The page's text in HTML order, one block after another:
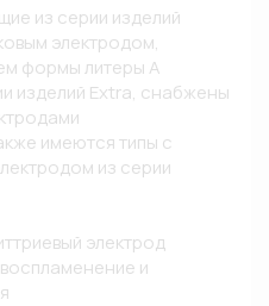
из серии изделий
электродом,
формы литеры A
изделий Extra, снабжены
имеются типы с
из серии
электрод
и